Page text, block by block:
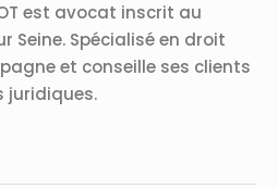
est avocat inscrit au
Seine. Spécialisé en droit
et conseille ses clients
juridiques.